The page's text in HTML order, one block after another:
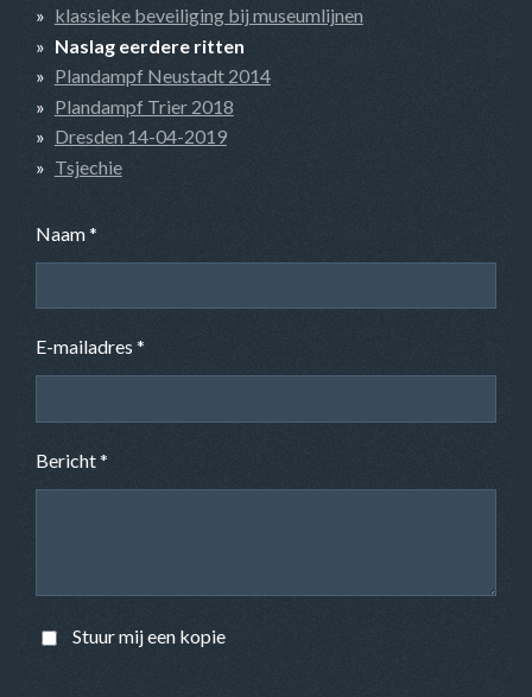
klassieke beveiliging bij museumlijnen
Naslag eerdere ritten
Plandampf Neustadt 2014
Plandampf Trier 2018
Dresden 14-04-2019
Tsjechie
Naam *
E-mailadres *
Bericht *
Stuur mij een kopie